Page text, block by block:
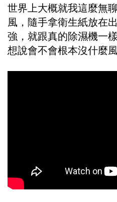
世界上大概就我這麼無
風，隨手拿衛生紙放在
強，就跟真的除濕機一
想說會不會根本沒什麼